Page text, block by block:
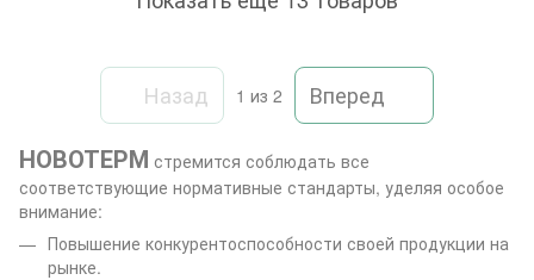
Назад 1 из 2 Вперед
НОВОТЕРМ стремится соблюдать все
соответствующие нормативные стандарты, уделяя особое
внимание:
Повышение конкурентоспособности своей продукции на
рынке.